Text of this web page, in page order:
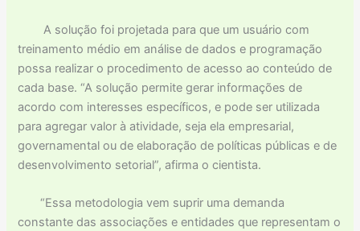
A solução foi projetada para que um usuário com
treinamento médio em análise de dados e programação
possa realizar o procedimento de acesso ao conteúdo de
cada base. “A solução permite gerar informações de
acordo com interesses específicos, e pode ser utilizada
para agregar valor à atividade, seja ela empresarial,
governamental ou de elaboração de políticas públicas e de
desenvolvimento setorial”, afirma o cientista.
“Essa metodologia vem suprir uma demanda
constante das associações e entidades que representam o